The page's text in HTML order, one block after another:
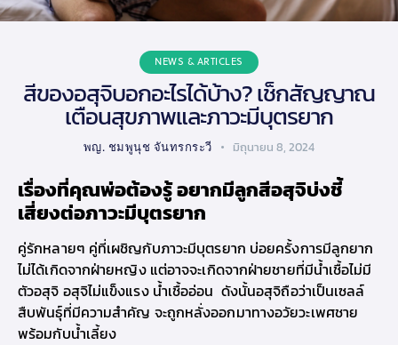
NEWS & ARTICLES
สีของอสุจิบอกอะไรได้บ้าง? เช็กสัญญาณ
เตือนสุขภาพและภาวะมีบุตรยาก
พญ. ชมพูนุช จันทรกระวี มิถุนายน 8, 2024
เรื่องที่คุณพ่อต้องรู้อยากมีลูกสีอสุจิบ่งชี้
เสี่ยงต่อภาวะมีบุตรยาก
คู่รักหลายๆ คู่ที่เผชิญกับภาวะมีบุตรยาก บ่อยครั้งการมีลูกยาก
ไม่ได้เกิดจากฝ่ายหญิง แต่อาจจะเกิดจากฝ่ายชายที่มีน้ำเชื้อไม่มี
ตัวอสุจิ อสุจิไม่แข็งแรง น้ำเชื้ออ่อน ดังนั้นอสุจิถือว่าเป็นเซลล์
สืบพันธุ์ที่มีความสำคัญ จะถูกหลั่งออกมาทางอวัยวะเพศชาย
พร้อมกับน้ำเลี้ยง